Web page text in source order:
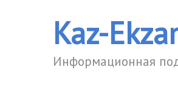
Kaz-
Информационная